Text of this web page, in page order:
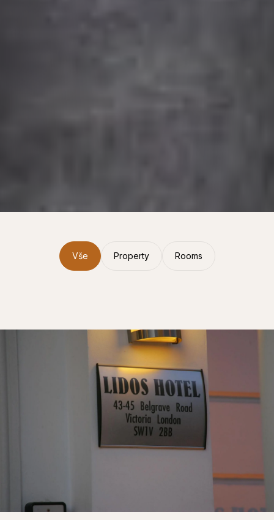
Vše Property Rooms